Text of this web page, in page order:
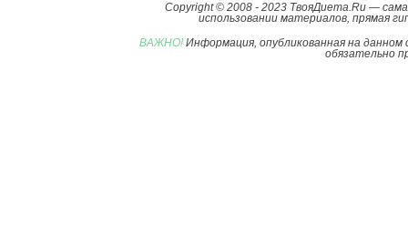
Copyright © 2008 - 2023 ТвояДиета.Ru —
использовании материалов, прямая
ВАЖНО! Информация, опубликованная на
обязательно